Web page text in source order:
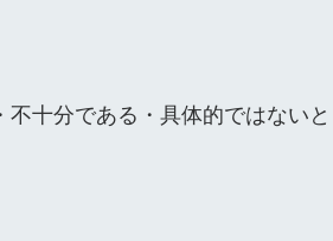
十分である・具体的ではないと